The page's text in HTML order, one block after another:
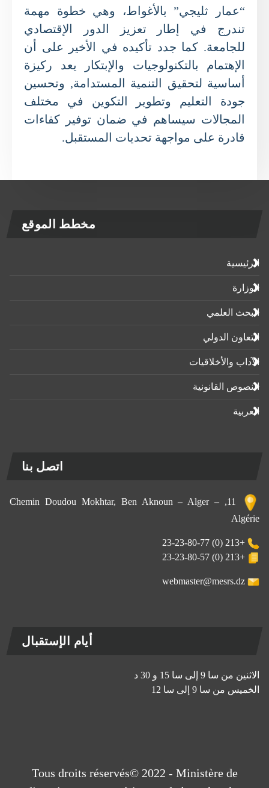
“عمار ثليجي” بالأغواط، وهي خطوة مهمة
تندرج في إطار تعزيز الدور الإقتصادي
للجامعة. كما جدد تأكيده في الأخير على أن
الإهتمام بالتكنولوجيات والإبتكار يعد ركيزة
أساسية لتحقيق التنمية المستدامة, وتحسين
جودة التعليم وتطوير التكوين في مختلف
المجالات سيساهم في ضمان توفير كفاءات
قادرة على مواجهة تحديات المستقبل.
مخطط الموقع
الرئيسية
الوزارة
البحث العلمي
التعاون الدولي
الآداب واﻷخلاقيات
النصوص القانونية
العربية
اتصل بنا
11, Chemin Doudou Mokhtar, Ben Aknoun – Alger –
Algérie
+213 (0) 23-23-80-77
+213 (0) 23-23-80-57
webmaster@mesrs.dz
أيام الإستقبال
الاثنين من سا 9 إلى سا 15 و 30 د
الخميس من سا 9 إلى سا 12
Tous droits réservés© 2022 - Ministère de